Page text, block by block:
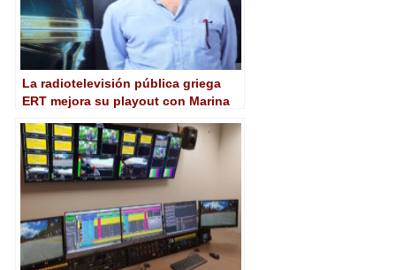
La radiotelevisión pública griega
ERT mejora su playout con Marina